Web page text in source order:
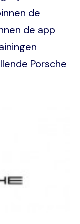
de
de app
Porsche